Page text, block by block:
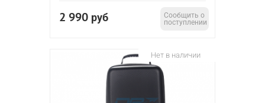
2 990 руб
Сообщить о
поступлении
Нет в наличии